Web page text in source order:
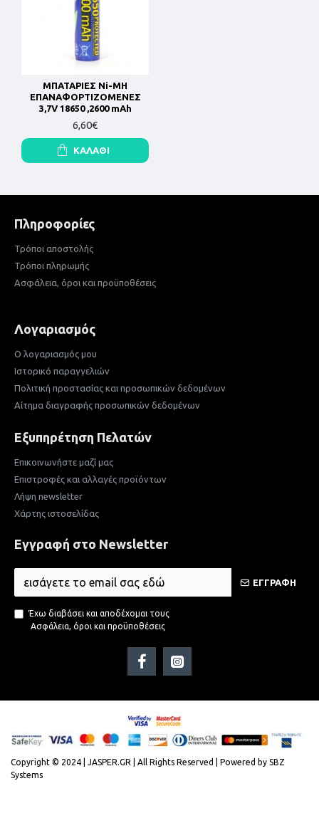
ΜΠΑΤΑΡΙΕΣ Ni-MH
ΕΠΑΝΑΦΟΡΤΙΖΟΜΕΝΕΣ
3,7V 18650 ,2600 mAh
6,60€
ΚΑΛΆΘΙ
Πληροφορίες
Τρόποι αποστολής
Τρόποι πληρωμής
Ασφάλεια, όροι και προϋποθέσεις
Λογαριασμός
Ο λογαριασμός μου
Ιστορικό παραγγελιών
Πολιτική προστασίας και προσωπικών δεδομένων
Αίτημα διαγραφής προσωπικών δεδομένων
Εξυπηρέτηση Πελατών
Επικοινωνήστε μαζί μας
Επιστροφές και αλλαγές προϊόντων
Λήψη newsletter
Χάρτης ιστοσελίδας
Εγγραφή στο Newsletter
ΕΓΓΡΑΦΗ
Έχω διαβάσει και αποδέχομαι τους
Ασφάλεια, όροι και προϋποθέσεις
Copyright © 2024 | JASPER.GR | All Rights Reserved | Powered by SBZ
Systems